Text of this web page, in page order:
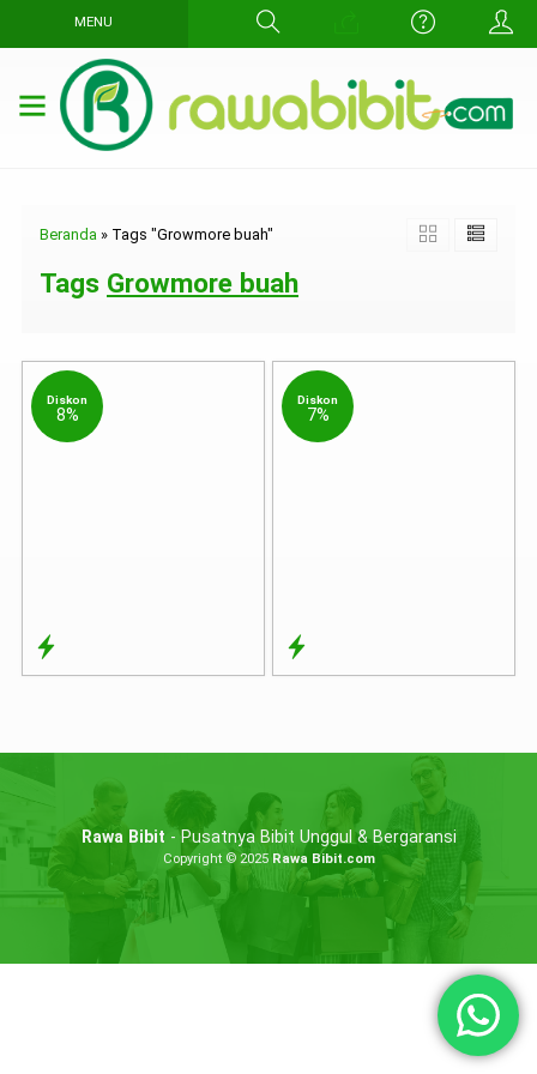
MENU
Beranda » Tags "Growmore buah"
Tags Growmore buah
Diskon
8%
Diskon
7%
Rawa Bibit - Pusatnya Bibit Unggul & Bergaransi
Copyright © 2025 Rawa Bibit.com